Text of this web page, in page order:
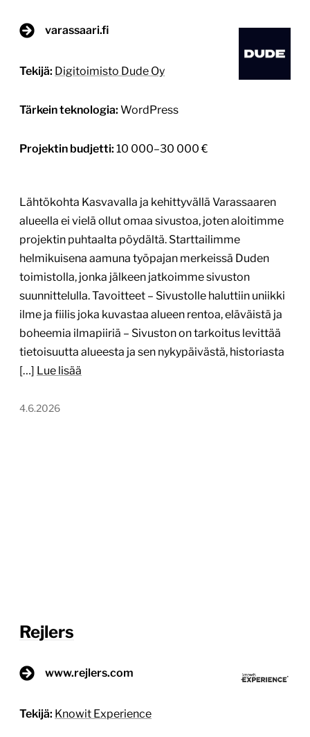
varassaari.fi
Tekijä: Digitoimisto Dude Oy
Tärkein teknologia: WordPress
Projektin budjetti: 10 000–30 000 €
Lähtökohta Kasvavalla ja kehittyvällä Varassaaren
alueella ei vielä ollut omaa sivustoa, joten aloitimme
projektin puhtaalta pöydältä. Starttailimme
helmikuisena aamuna työpajan merkeissä Duden
toimistolla, jonka jälkeen jatkoimme sivuston
suunnittelulla. Tavoitteet – Sivustolle haluttiin uniikki
ilme ja fiilis joka kuvastaa alueen rentoa, eläväistä ja
boheemia ilmapiiriä – Sivuston on tarkoitus levittää
tietoisuutta alueesta ja sen nykypäivästä, historiasta
[…] Lue lisää
4.6.2026
Rejlers
www.rejlers.com
Tekijä: Knowit Experience